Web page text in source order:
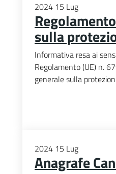
2024 15 Lug
sulla
Informativa resa ai
Regolamento (UE) n.
generale sulla
2024 15 Lug
Anagrafe